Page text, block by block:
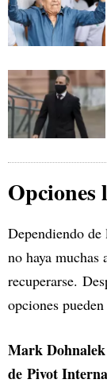
Opciones
Dependiendo
no haya muchas
recuperarse.
opciones
Mark
de Pivot